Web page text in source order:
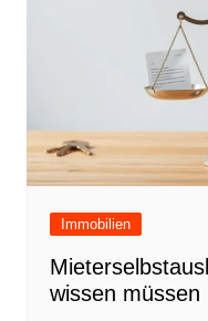
Immobilien
wissen müssen